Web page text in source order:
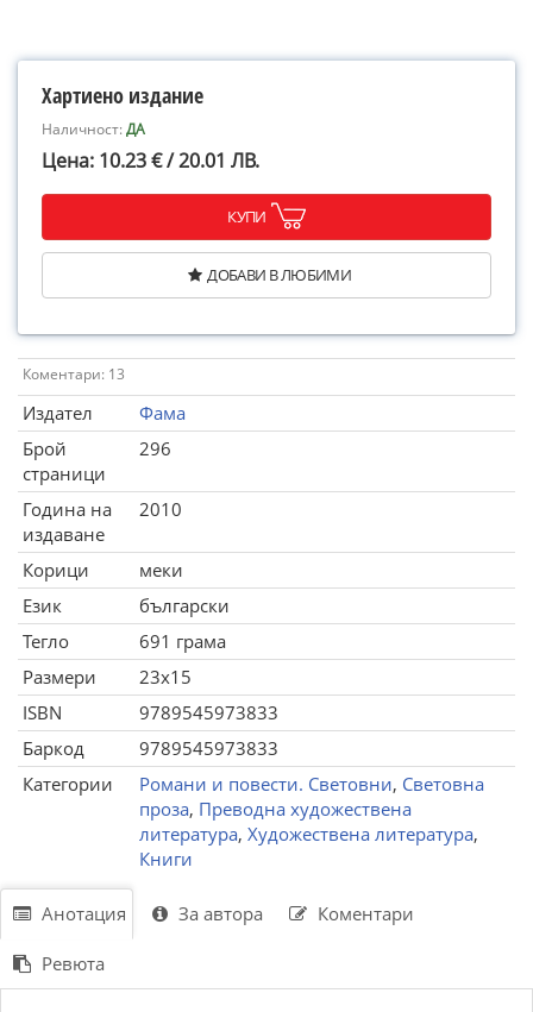
Хартиено издание
Наличност:ДА
Цена: 10.23 € / 20.01 ЛВ.
КУПИ
ДОБАВИ В ЛЮБИМИ
Коментари: 13
Издател
Фама
Брой
страници
296
Година на
издаване
2010
Корици
меки
Език
български
Тегло
691 грама
Размери
23x15
ISBN
9789545973833
Баркод
9789545973833
Категории
Романи и повести. Световни, Световна
проза, Преводна художествена
литература, Художествена литература,
Книги
Анотация За автора Коментари
Ревюта